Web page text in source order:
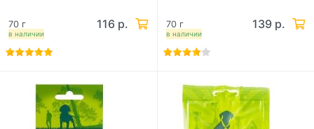
в наличии
70 г 116 р.
в наличии
70 г 139 р.